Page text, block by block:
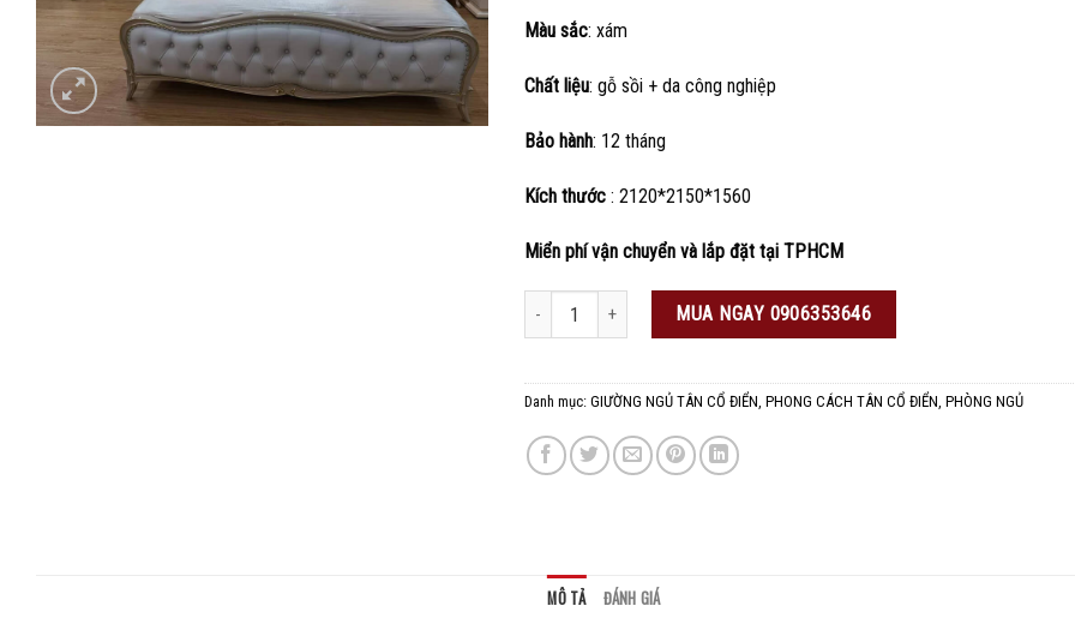
Màu sắc: xám
Chất liệu: gỗ sồi + da công nghiệp
Bảo hành: 12 tháng
Kích thước : 2120*2150*1560
Miển phí vận chuyển và lắp đặt tại TPHCM
Giường ngủ cổ điển nhập khẩu số lượng
MUA NGAY 0906353646
Danh mục:GIƯỜNG NGỦ TÂN CỔ ĐIỂN,PHONG CÁCH TÂN CỔ ĐIỂN,PHÒNG NGỦ
MÔ TẢ ĐÁNH GIÁ